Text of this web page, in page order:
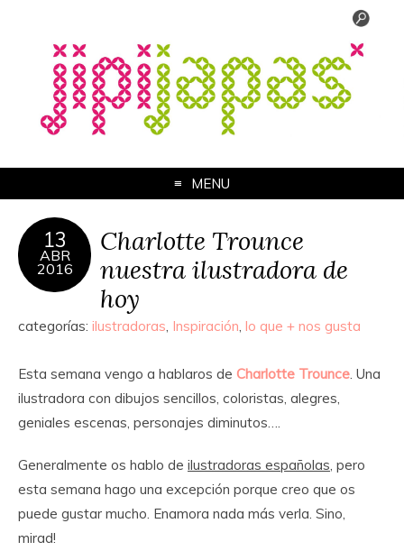
MENU
13
ABR
2016
Charlotte Trounce
nuestra ilustradora de
hoy
categorías: ilustradoras, Inspiración, lo que + nos gusta
Esta semana vengo a hablaros de Charlotte Trounce. Una
ilustradora con dibujos sencillos, coloristas, alegres,
geniales escenas, personajes diminutos….
Generalmente os hablo de ilustradoras españolas, pero
esta semana hago una excepción porque creo que os
puede gustar mucho. Enamora nada más verla. Sino,
mirad!